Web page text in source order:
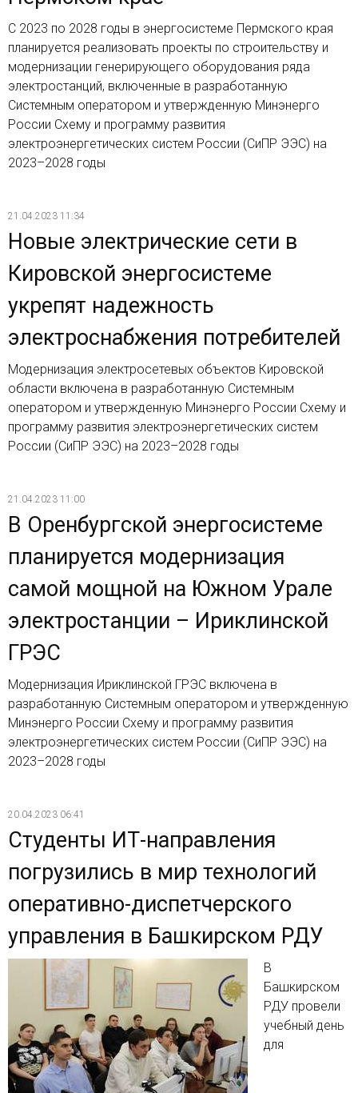
С 2023 по 2028 годы в энергосистеме Пермского края
планируется реализовать проекты по строительству и
модернизации генерирующего оборудования ряда
электростанций, включенные в разработанную
Системным оператором и утвержденную Минэнерго
России Схему и программу развития
электроэнергетических систем России (СиПР ЭЭС) на
2023–2028 годы
21.04.2023 11:34
Новые электрические сети в
Кировской энергосистеме
укрепят надежность
электроснабжения потребителей
Модернизация электросетевых объектов Кировской
области включена в разработанную Системным
оператором и утвержденную Минэнерго России Схему и
программу развития электроэнергетических систем
России (СиПР ЭЭС) на 2023–2028 годы
21.04.2023 11:00
В Оренбургской энергосистеме
планируется модернизация
самой мощной на Южном Урале
электростанции – Ириклинской
ГРЭС
Модернизация Ириклинской ГРЭС включена в
разработанную Системным оператором и утвержденную
Минэнерго России Схему и программу развития
электроэнергетических систем России (СиПР ЭЭС) на
2023–2028 годы
20.04.2023 06:41
Студенты ИТ-направления
погрузились в мир технологий
оперативно-диспетчерского
управления в Башкирском РДУ
В
Башкирском
РДУ провели
учебный день
для